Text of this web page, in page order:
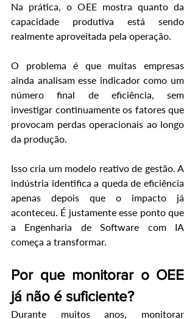
Na prática, o OEE mostra quanto da
capacidade produtiva está sendo
realmente aproveitada pela operação.
O problema é que muitas empresas
ainda analisam esse indicador como um
número final de eficiência, sem
investigar continuamente os fatores que
provocam perdas operacionais ao longo
da produção.
Isso cria um modelo reativo de gestão. A
indústria identifica a queda de eficiência
apenas depois que o impacto já
aconteceu. É justamente esse ponto que
a Engenharia de Software com IA
começa a transformar.
Por que monitorar o OEE
já não é suficiente?
Durante muitos anos, monitorar